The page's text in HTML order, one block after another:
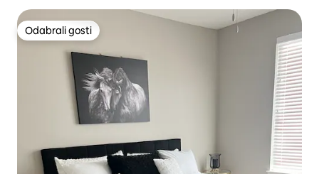
Odabrali gosti
Odabrali gosti